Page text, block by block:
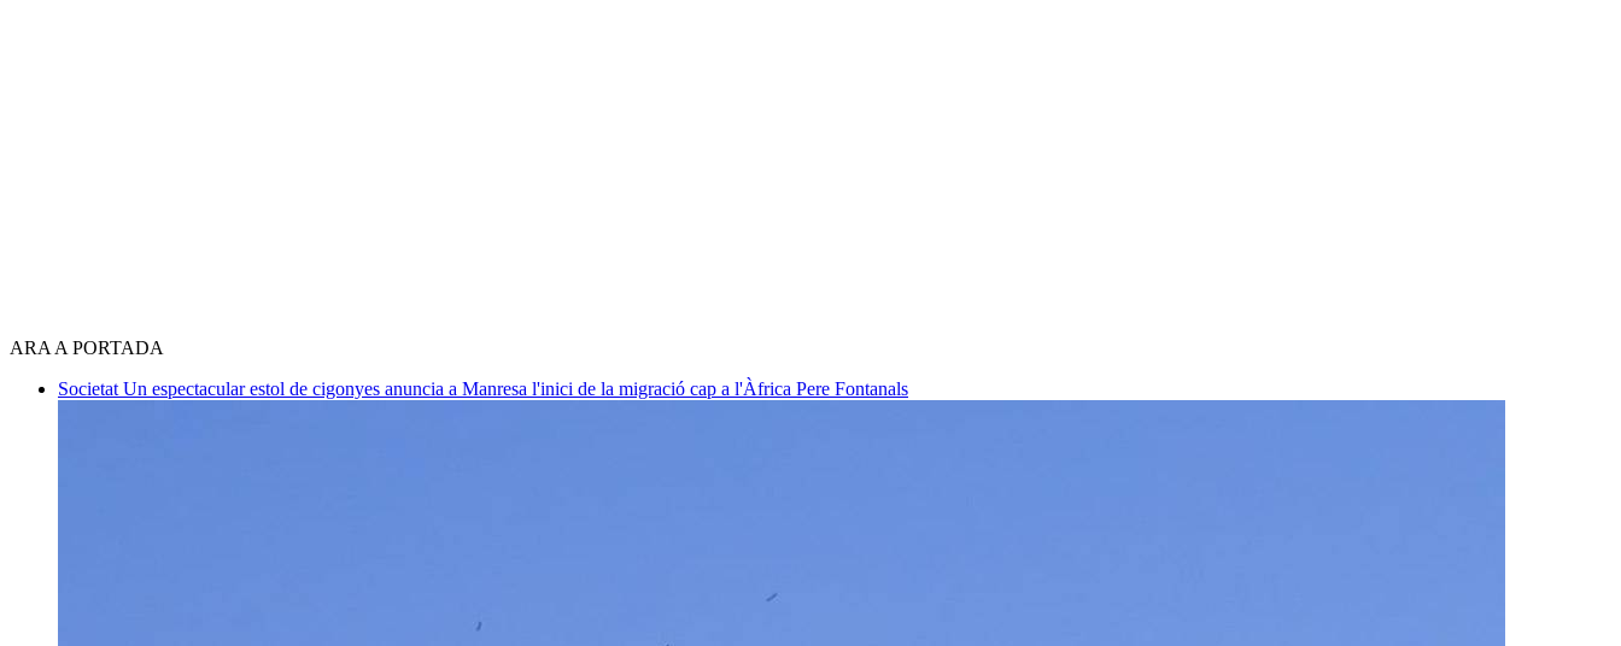
ARA A PORTADA
Societat Un espectacular estol de cigonyes anuncia a Manresa l'inici de la migració cap a l'Àfrica Pere Fontanals